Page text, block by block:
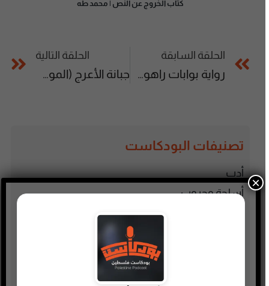
كتاب الخروج عن النص | محمد طه
الحلقة السابقة
رواية بوابات راهوت | أحمد خالد فؤاد
الحلقة التالية
جبانة الأعرج (الموسم الأول كامل) | بسمة الخولي
تصنيفات البودكاست
أدب
أسلحة وحروب
×